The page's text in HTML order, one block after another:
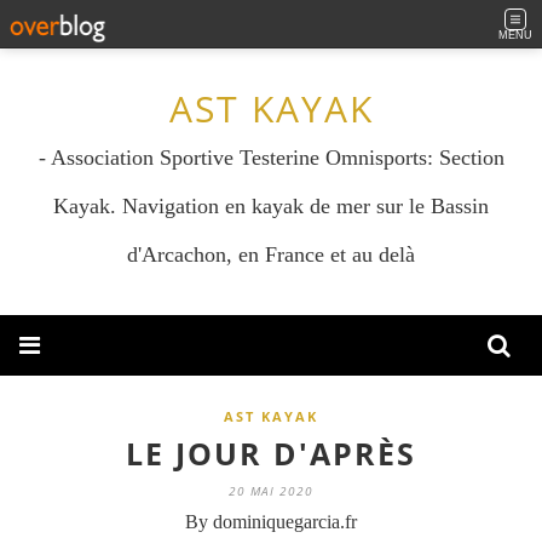
MENU
AST KAYAK
- Association Sportive Testerine Omnisports: Section
Kayak. Navigation en kayak de mer sur le Bassin
d'Arcachon, en France et au delà
AST KAYAK
LE JOUR D'APRÈS
20 MAI 2020
By dominiquegarcia.fr